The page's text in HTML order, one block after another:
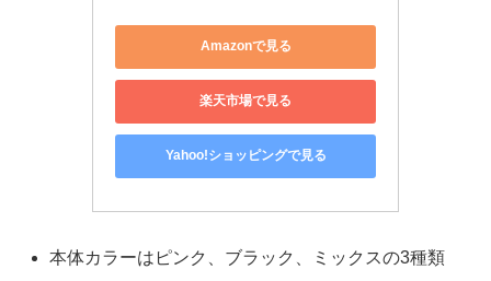
Amazonで見る
楽天市場で見る
Yahoo!ショッピングで見る
本体カラーはピンク、ブラック、ミックスの3種類